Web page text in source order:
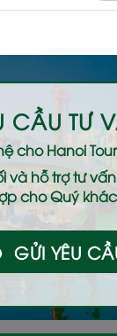
CẦU TƯ
choHanoi
và hỗ trợ tư
cho Quý
GỬI YÊU